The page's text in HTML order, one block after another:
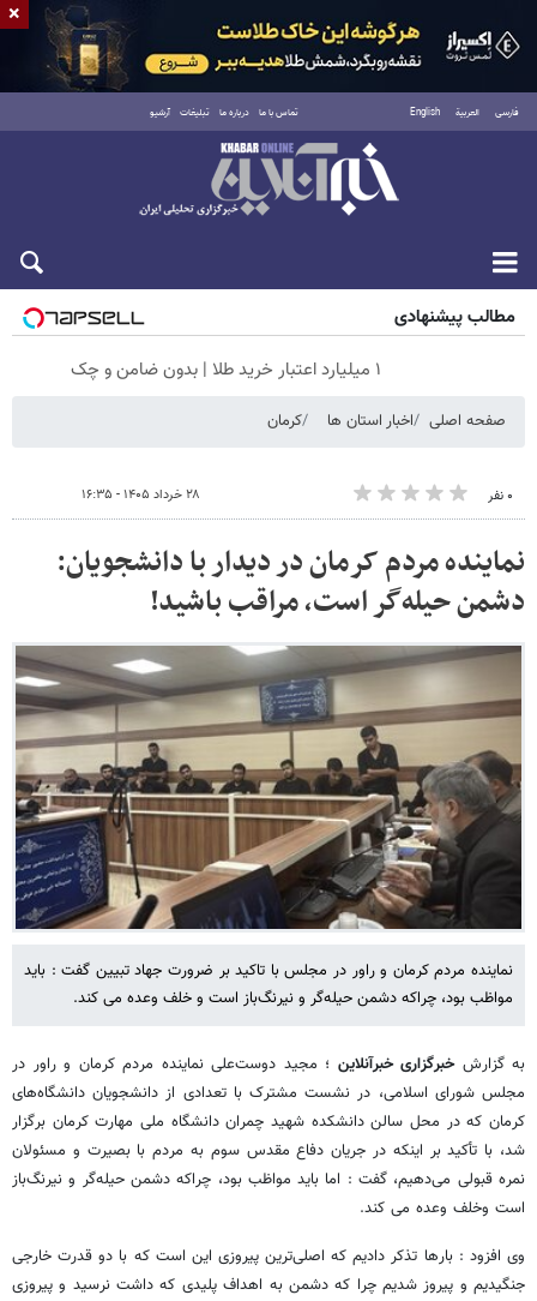
فارسی العربية English تماس با ما درباره ما تبلیغات آرشیو
پنجشنبه ۱۵ مرداد ۱۴۰۵
مطالب پیشنهادی
۱ میلیارد اعتبار خرید طلا | بدون ضامن و چک
صفحه اصلی اخبار استان ها کرمان
۰ نفر ۲۸ خرداد ۱۴۰۵ - ۱۶:۳۵
نماینده مردم کرمان در دیدار با دانشجویان:
دشمن حیله‌گر است، مراقب باشید!
نماینده مردم کرمان و راور در مجلس با تاکید بر ضرورت جهاد تبیین گفت : باید
مواظب بود، چراکه دشمن حیله‌گر و نیرنگ‌باز است و خلف وعده می کند.
به گزارشخبرگزاری خبرآنلاین ؛ مجید دوست‌علی نماینده مردم کرمان و راور در
مجلس شورای اسلامی، در نشست مشترک با تعدادی از دانشجویان دانشگاه‌های
کرمان که در محل سالن دانشکده شهید چمران دانشگاه ملی مهارت کرمان برگزار
شد، با تأکید بر اینکه در جریان دفاع مقدس سوم به مردم با بصیرت و مسئولان
نمره قبولی می‌دهیم، گفت : اما باید مواظب بود، چراکه دشمن حیله‌گر و نیرنگ‌باز
است وخلف وعده می کند.
وی افزود : بارها تذکر دادیم که اصلی‌ترین پیروزی این است که با دو قدرت خارجی
جنگیدیم و پیروز شدیم چرا که دشمن به اهداف پلیدی که داشت نرسید و پیروزی
×